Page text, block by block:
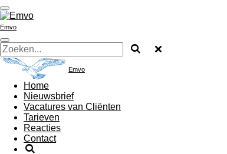
Ga
direct
naar
de
hoofdinhoud
Emvo
Emvo
Home
Nieuwsbrief
Vacatures van Cliënten
Tarieven
Reacties
Contact